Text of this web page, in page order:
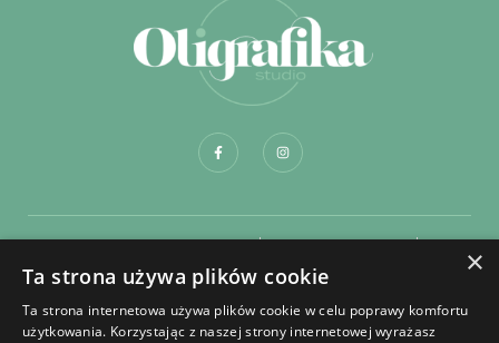
Regulamin składania zamówień na portrety
Regulamin zakładania konta
Polityka prywatności
×
Ta strona używa plików cookie
Ta strona internetowa używa plików cookie w celu poprawy komfortu
użytkowania. Korzystając z naszej strony internetowej wyrażasz